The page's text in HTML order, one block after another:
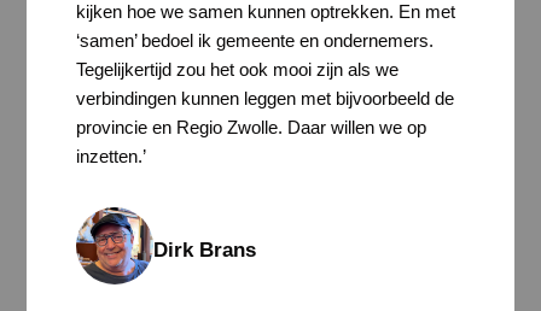
kijken hoe we samen kunnen optrekken. En met
‘samen’ bedoel ik gemeente en ondernemers.
Tegelijkertijd zou het ook mooi zijn als we
verbindingen kunnen leggen met bijvoorbeeld de
provincie en Regio Zwolle. Daar willen we op
inzetten.’
Dirk Brans